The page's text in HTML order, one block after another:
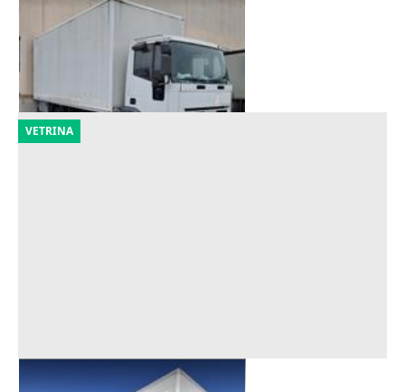
(Milano)
Offerta minima
1.350 €
VETRINA
Furgone Ford Transit